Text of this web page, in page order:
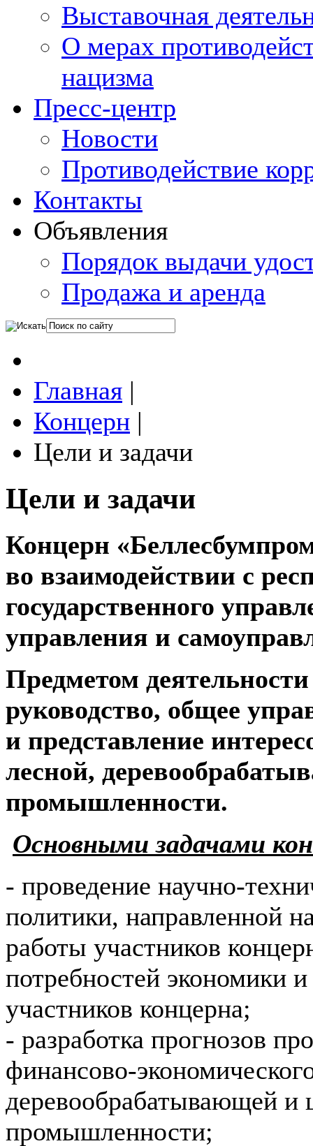
Выставочная
О мерах
нацизма
Пресс-центр
Новости
Противодействие
Контакты
Объявления
Порядок выдачи
Продажа и аренда
Главная |
Концерн |
Цели и задачи
Цели и задачи
Концерн
во взаимодействии с
государственного
управления и
Предметом
руководство, общее
и представление
лесной,
промышленности.
Основными задачами
- проведение научно-
политики, направленной
работы участников
потребностей экономики
участников концерна;
- разработка прогнозов
финансово-
деревообрабатывающей и
промышленности;